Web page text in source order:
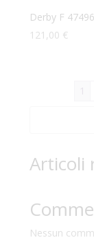
Derby F 47496
121,00 €
1
Articoli
Nessun